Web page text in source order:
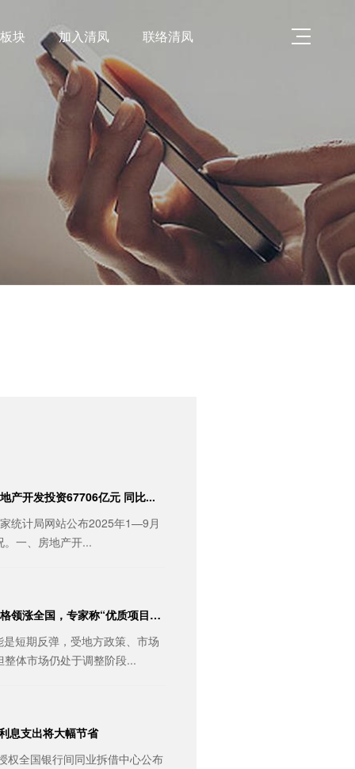
块 加入清凤 联络清凤
产开发投资67706亿元 同比...
统计局网站公布2025年1—9月
一、房地产开...
领涨全国，专家称“优质项目入
短期反弹，受地方政策、市场
体市场仍处于调整阶段...
息支出将大幅节省
权全国银行间同业拆借中心公布